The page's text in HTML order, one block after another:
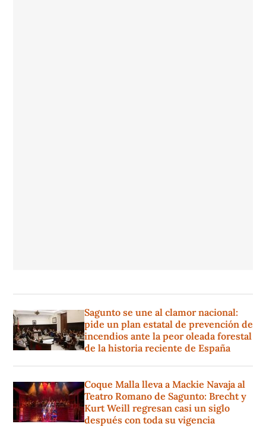
Sagunto se une al clamor nacional:
pide un plan estatal de prevención de
incendios ante la peor oleada forestal
de la historia reciente de España
Coque Malla lleva a Mackie Navaja al
Teatro Romano de Sagunto: Brecht y
Kurt Weill regresan casi un siglo
después con toda su vigencia